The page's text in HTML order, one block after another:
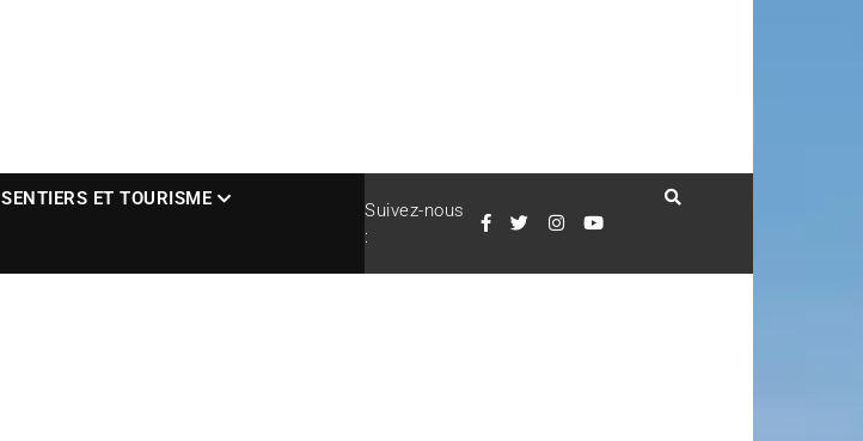
SENTIERS ET TOURISME
Suivez-nous
: